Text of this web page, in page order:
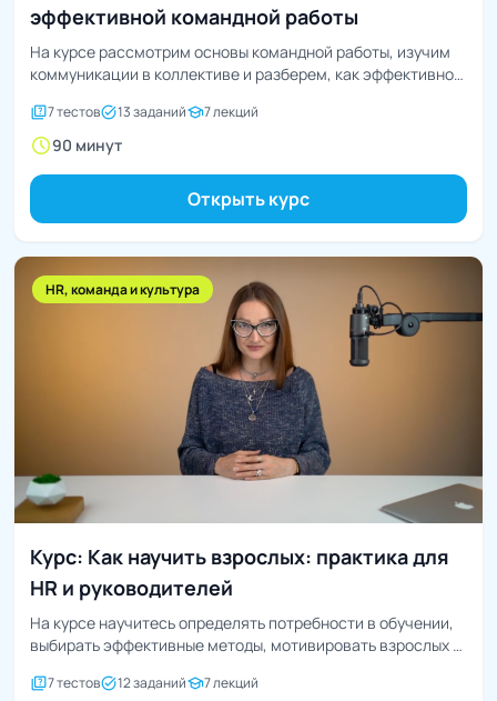
эффективной командной работы
На курсе рассмотрим основы командной работы, изучим
коммуникации в коллективе и разберем, как эффективно
quiz7 тестовtask_alt13 заданийschool7 лекций
schedule90 минут
Открыть курс
HR, команда и культура
Курс: Как научить взрослых: практика для
HR и руководителей
На курсе научитесь определять потребности в обучении,
выбирать эффективные методы, мотивировать взрослых и
quiz7 тестовtask_alt12 заданийschool7 лекций